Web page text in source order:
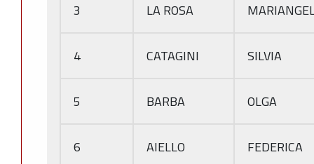
3 LA ROSA
4 CATAGINI SILVIA
5 BARBA OLGA
6 AIELLO FEDERICA